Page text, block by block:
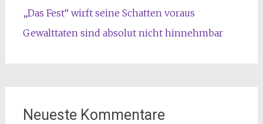
„Das Fest“ wirft seine Schatten voraus
Gewalttaten sind absolut nicht hinnehmbar
Neueste Kommentare